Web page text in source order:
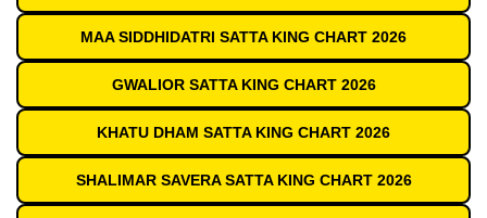
MAA SIDDHIDATRI SATTA KING CHART 2026
GWALIOR SATTA KING CHART 2026
KHATU DHAM SATTA KING CHART 2026
SHALIMAR SAVERA SATTA KING CHART 2026